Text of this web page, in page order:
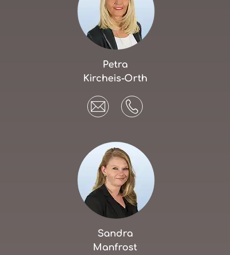
Petra
Kircheis-Orth
Sandra
Manfrost